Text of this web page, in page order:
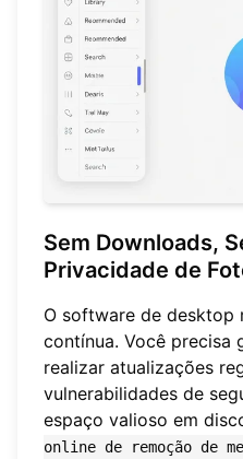
Sem Downloads,
Privacidade de
O software de desktop
contínua. Você precisa
realizar atualizações
vulnerabilidades de
espaço valioso em
online de remoção de